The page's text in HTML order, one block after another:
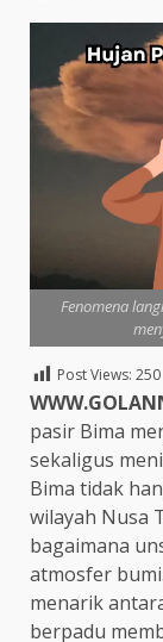
Fenomena
Post Views: 250
pasir Bima
sekaligus
Bima tidak
wilayah Nusa
bagaimana
atmosfer
menarik
berpadu